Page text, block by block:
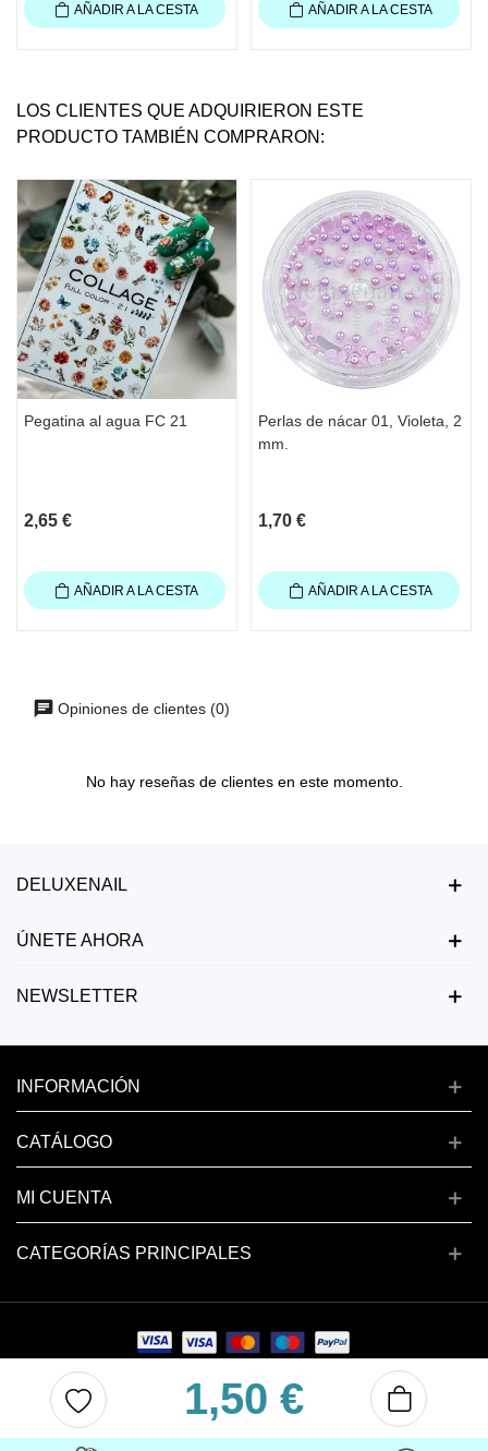
AÑADIR A LA CESTA AÑADIR A LA CESTA
LOS CLIENTES QUE ADQUIRIERON ESTE
PRODUCTO TAMBIÉN COMPRARON:
Pegatina al agua FC 21
2,65 €
AÑADIR A LA CESTA
Perlas de nácar 01, Violeta, 2
mm.
1,70 €
AÑADIR A LA CESTA
Opiniones de clientes (0)
No hay reseñas de clientes en este momento.
1,50 €
DELUXENAIL
ÚNETE AHORA
NEWSLETTER
INFORMACIÓN
CATÁLOGO
MI CUENTA
CATEGORÍAS PRINCIPALES
Copyright © 2024 deluxenail.es